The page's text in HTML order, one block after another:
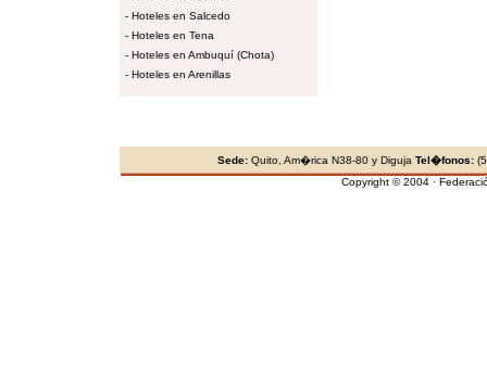
- Hoteles en Salcedo
- Hoteles en Tena
- Hoteles en Ambuquí (Chota)
- Hoteles en Arenillas
Sede: Quito, Am�rica N38-80 y Diguja Tel�fonos:
Copyright © 2004 ·